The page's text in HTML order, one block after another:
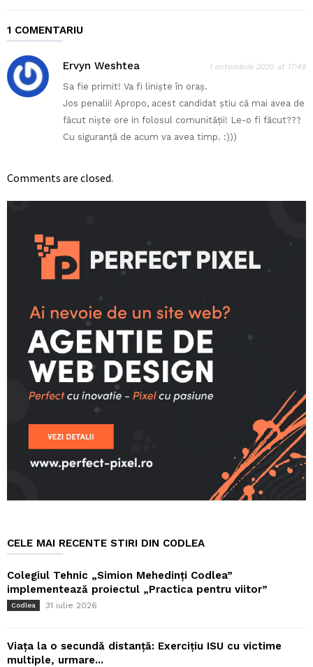
1 COMENTARIU
Ervyn Weshtea 1 octombrie 2020 at 17:48
Sa fie primit! Va fi liniște în oraș.
Jos penalii! Apropo, acest candidat știu că mai avea de
făcut niște ore in folosul comunității! Le-o fi făcut???
Cu siguranță de acum va avea timp. :)))
Comments are closed.
CELE MAI RECENTE STIRI DIN CODLEA
Colegiul Tehnic „Simion Mehedinți Codlea”
implementează proiectul „Practica pentru viitor”
Codlea 31 iulie 2026
Viața la o secundă distanță: Exercițiu ISU cu victime
multiple, urmare...